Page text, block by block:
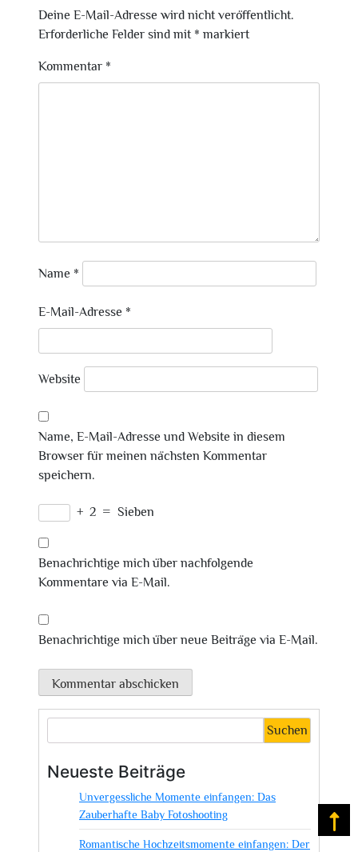
Deine E-Mail-Adresse wird nicht veröffentlicht.
Erforderliche Felder sind mit * markiert
Kommentar *
Name *
E-Mail-Adresse *
Website
Name, E-Mail-Adresse und Website in diesem
Browser für meinen nächsten Kommentar
speichern.
+ 2 = Sieben
Benachrichtige mich über nachfolgende
Kommentare via E-Mail.
Benachrichtige mich über neue Beiträge via E-Mail.
Suchen
Neueste Beiträge
Unvergessliche Momente einfangen: Das
Zauberhafte Baby Fotoshooting
Romantische Hochzeitsmomente einfangen: Der